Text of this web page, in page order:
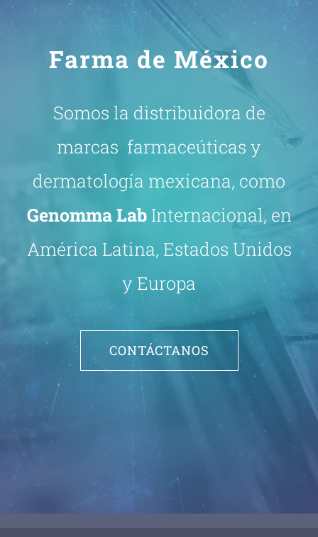
Farma de México
Somos la distribuidora de
marcas farmaceúticas y
dermatología mexicana, como
Genomma LabInternacional, en
América Latina, Estados Unidos
y Europa
CONTÁCTANOS